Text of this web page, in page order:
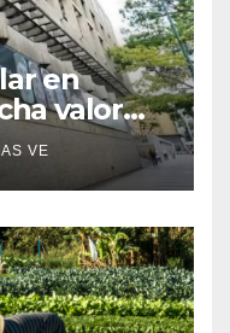
en
valor
de 2026
VE